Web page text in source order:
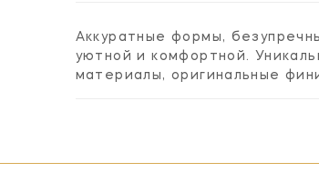
Аккуратные формы,
уютной и комфортной.
материалы, оригинальные